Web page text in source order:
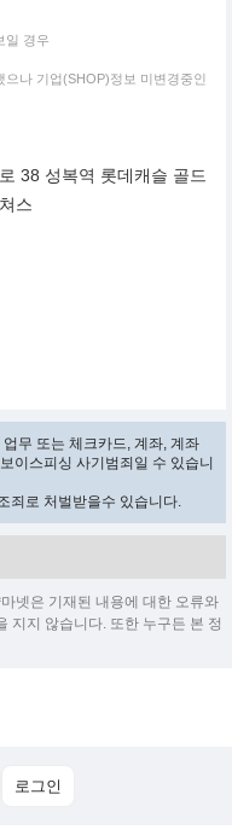
일 경우
나 기업(SHOP)정보 미변경중인
38 성복역 롯데캐슬 골드
스
무 또는 체크카드, 계좌, 계좌
이스피싱 사기범죄일 수 있습니
죄로 처벌받을수 있습니다.
넷은 기재된 내용에 대한 오류와
지지 않습니다. 또한 누구든 본 정
로그인